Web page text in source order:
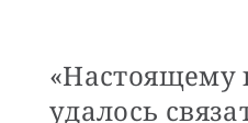
«Настоящему
удалось